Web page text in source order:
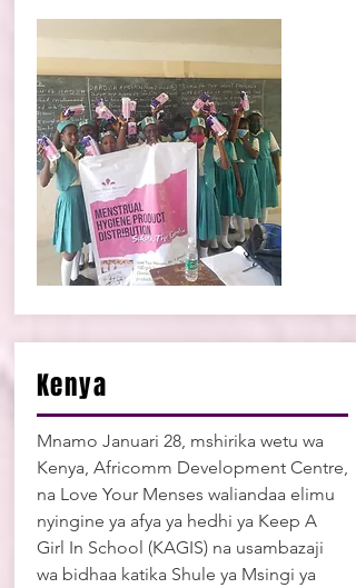
Kenya
Mnamo Januari 28, mshirika wetu wa
Kenya, Africomm Development Centre,
na Love Your Menses waliandaa elimu
nyingine ya afya ya hedhi ya Keep A
Girl In School (KAGIS) na usambazaji
wa bidhaa katika Shule ya Msingi ya